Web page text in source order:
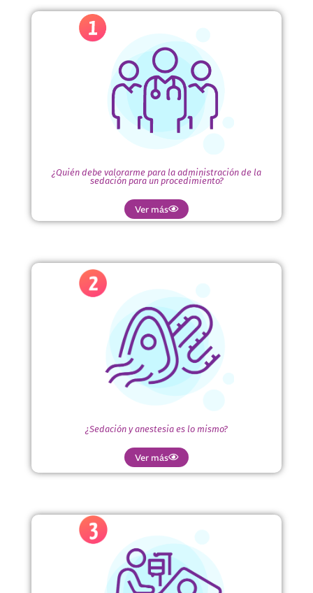
¿Quién debe valorarme para la administración de la
sedación para un procedimiento?
Ver más
¿Quién debe valorarme para la
administración de la sedación para un
procedimiento?
Un médico especialista en anestesiología, ya que es quien
tiene la formación académica y experiencia necesaria para
analizar condiciones y antecedentes médicos.
¿Sedación y anestesia es lo mismo?
Ver más
¿Sedación y anestesia es lo mismo?
La sedación es un componente de la anestesia, con la cual
se busca que el paciente no sienta ansiedad, dolor y en
ocasiones no recuerde el procedimiento. La más frecuente
en la intravenosa.
¿Puedo conocer el perfil profesional de quién
me administrará la sedación para un
procedimiento?